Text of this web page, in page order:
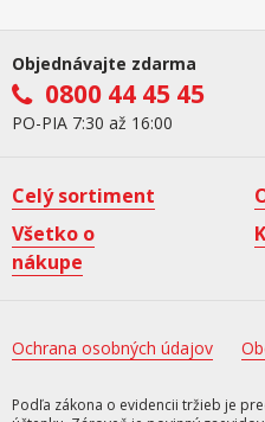
Objednávajte zdarma
0800 44 45 45
PO-PIA 7:30 až 16:00
Celý sortiment
Všetko o
nákupe
Ochrana osobných údajov
Podľa zákona o evidencii tržieb je